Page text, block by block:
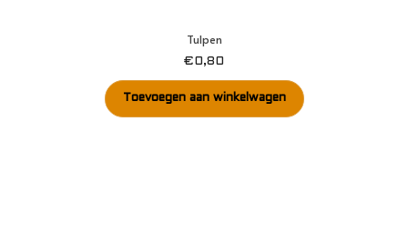
Tulpen
€0,80
Toevoegen aan winkelwagen